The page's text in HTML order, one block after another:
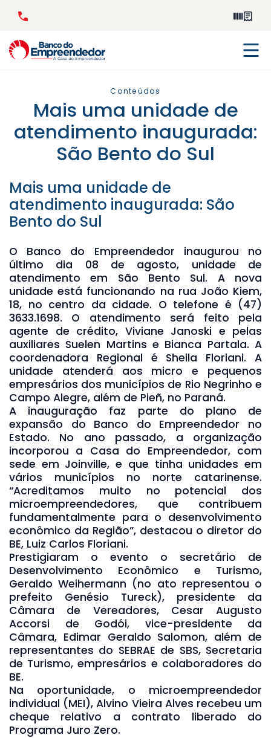
Conteúdos
Mais uma unidade de
atendimento inaugurada:
São Bento do Sul
Mais uma unidade de
atendimento inaugurada: São
Bento do Sul
O Banco do Empreendedor inaugurou no
último dia 08 de agosto, unidade de
atendimento em São Bento Sul. A nova
unidade está funcionando na rua João Kiem,
18, no centro da cidade. O telefone é (47)
3633.1698. O atendimento será feito pela
agente de crédito, Viviane Janoski e pelas
auxiliares Suelen Martins e Bianca Partala. A
coordenadora Regional é Sheila Floriani. A
unidade atenderá aos micro e pequenos
empresários dos municípios de Rio Negrinho e
Campo Alegre, além de Pieñ, no Paraná.
A inauguração faz parte do plano de
expansão do Banco do Empreendedor no
Estado. No ano passado, a organização
incorporou a Casa do Empreendedor, com
sede em Joinville, e que tinha unidades em
vários municípios no norte catarinense.
“Acreditamos muito no potencial dos
microempreendedores, que contribuem
fundamentalmente para o desenvolvimento
econômico da Região”, destacou o diretor do
BE, Luiz Carlos Floriani.
Prestigiaram o evento o secretário de
Desenvolvimento Econômico e Turismo,
Geraldo Weihermann (no ato representou o
prefeito Genésio Tureck), presidente da
Câmara de Vereadores, Cesar Augusto
Accorsi de Godói, vice-presidente da
Câmara, Edimar Geraldo Salomon, além de
representantes do SEBRAE de SBS, Secretaria
de Turismo, empresários e colaboradores do
BE.
Na oportunidade, o microempreendedor
individual (MEI), Alvino Vieira Alves recebeu um
cheque relativo a contrato liberado do
Programa Juro Zero.